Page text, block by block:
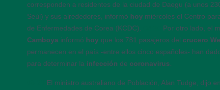
corresponden a residentes de la ciudad de Daegu (a unos
Seúl) y sus alrededores, informó hoy miércoles el Centro
de Enfermedades de Corea (KCDC).
Por otro lado, el
Camboya informó hoy que los 781 pasajeros del crucero
permanecen en el país -entre ellos cinco españoles- han
para determinar la infección de coronavirus.
El ministro australiano de Población, Alan Tudge, dijo